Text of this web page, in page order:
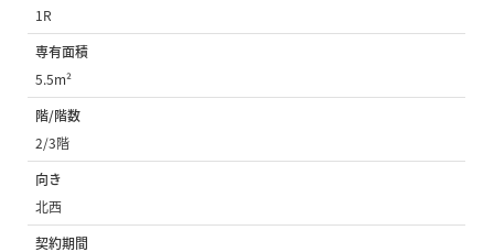
1R
専有面積
5.5m²
階/階数
2/3階
向き
北西
契約期間